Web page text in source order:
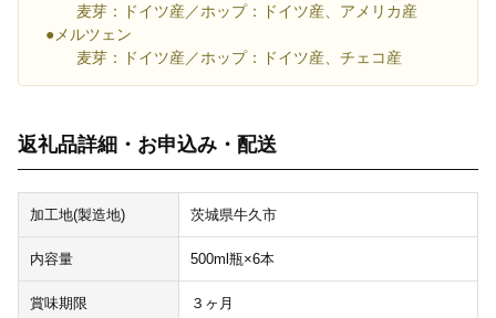
麦芽：ドイツ産／ホップ：ドイツ産、アメリカ産
●メルツェン
麦芽：ドイツ産／ホップ：ドイツ産、チェコ産
返礼品詳細・お申込み・配送
加工地(製造地) 茨城県牛久市
内容量 500ml瓶×6本
賞味期限 ３ヶ月